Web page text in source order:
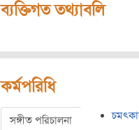
ব্যক্তিগত তথ্যাবলি
কর্মপরিধি
সঙ্গীত পরিচালনা